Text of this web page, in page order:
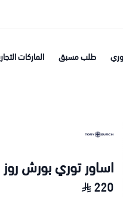
طلب مسبق الماركات
اساور توري بورش
220